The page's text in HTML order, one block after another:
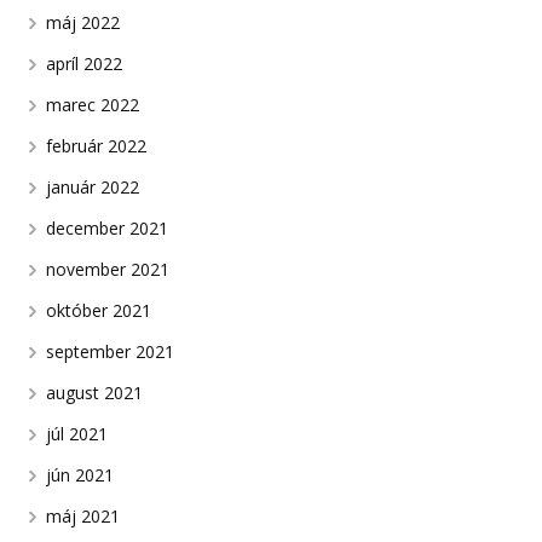
máj 2022
apríl 2022
marec 2022
február 2022
január 2022
december 2021
november 2021
október 2021
september 2021
august 2021
júl 2021
jún 2021
máj 2021